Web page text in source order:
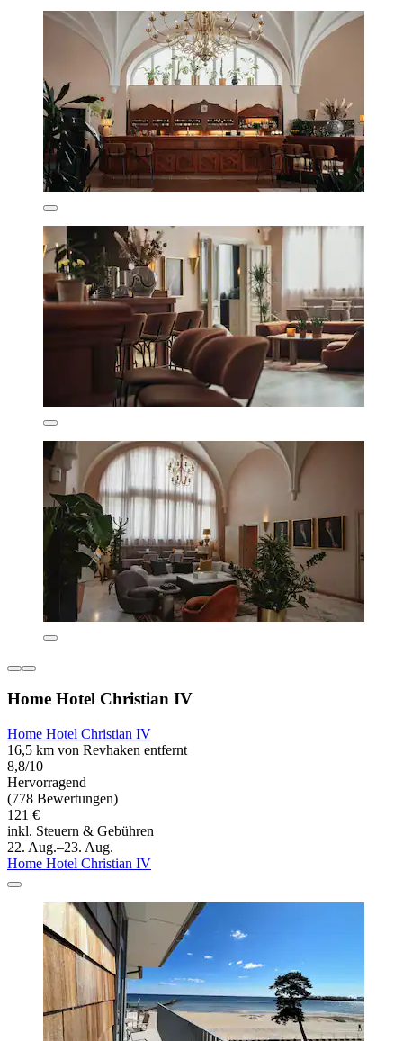
Home Hotel Christian IV
Home Hotel Christian IV
16,5 km von Revhaken entfernt
8,8/10
Hervorragend
(778 Bewertungen)
121 €
inkl. Steuern & Gebühren
22. Aug.–23. Aug.
Home Hotel Christian IV